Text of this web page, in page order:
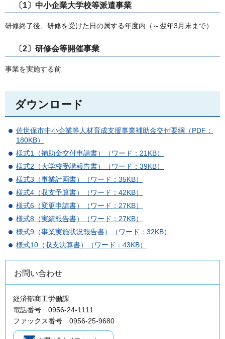
〔1〕中小企業大学校等派遣事業
研修終了後、研修を受けた日の属する年度内（～翌年3月末まで）
〔2〕研修会等開催事業
事業を実施する前
ダウンロード
佐世保市中小企業等人材育成支援事業補助金交付要綱（PDF：
180KB）
様式1（補助金交付申請書）（ワード：21KB）
様式2（大学校受講報告書）（ワード：39KB）
様式3（事業計画書）（ワード：35KB）
様式4（収支予算書）（ワード：42KB）
様式6（変更申請書）（ワード：27KB）
様式8（実績報告書）（ワード：27KB）
様式9（事業実施状況報告書）（ワード：32KB）
様式10（収支決算書）（ワード：43KB）
お問い合わせ
経済部商工労働課
電話番号 0956-24-1111
ファックス番号 0956-25-9680